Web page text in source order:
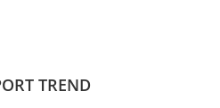
TREND